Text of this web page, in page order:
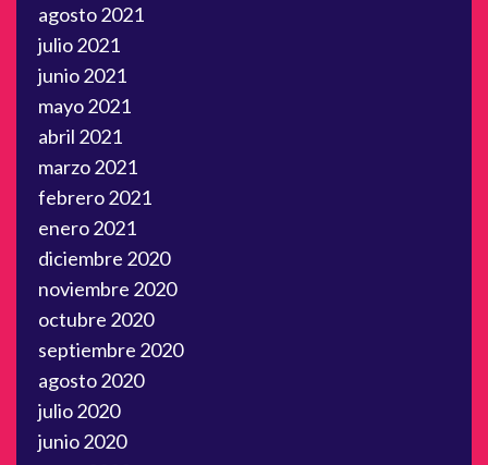
agosto 2021
julio 2021
junio 2021
mayo 2021
abril 2021
marzo 2021
febrero 2021
enero 2021
diciembre 2020
noviembre 2020
octubre 2020
septiembre 2020
agosto 2020
julio 2020
junio 2020